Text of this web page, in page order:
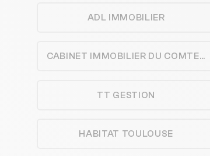
ADL IMMOBILIER
CABINET IMMOBILIER DU COMTE TOLOSAN
TT GESTION
HABITAT TOULOUSE